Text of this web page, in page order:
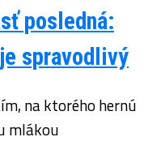
posledná:
spravodlivý
na ktorého hernú
mlákou